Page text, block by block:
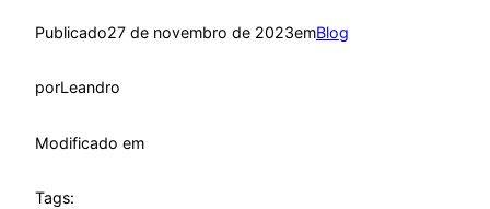
Publicado27 de novembro de 2023emBlog
porLeandro
Modificado em
Tags: